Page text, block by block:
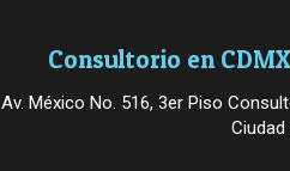
Consultorio en
Av. México No. 516, 3er Piso
Ciudad